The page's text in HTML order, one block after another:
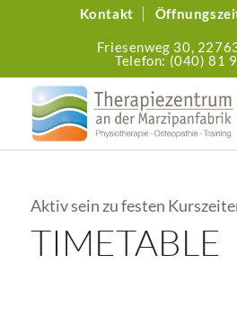
Kontakt
Friesenweg 30,
Telefon: (040) 81
Aktiv sein zu festen
TIMETABLE